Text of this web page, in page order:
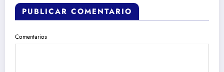
PUBLICAR COMENTARIO
Comentarios